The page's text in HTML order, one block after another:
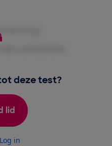
deze test?
lid
in